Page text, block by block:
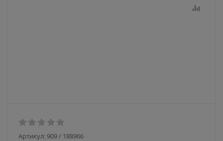
Артикул: 909 / 188966